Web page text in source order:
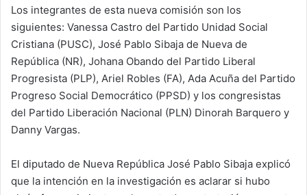
Los integrantes de esta nueva comisión son los
siguientes: Vanessa Castro del Partido Unidad Social
Cristiana (PUSC), José Pablo Sibaja de Nueva de
República (NR), Johana Obando del Partido Liberal
Progresista (PLP), Ariel Robles (FA), Ada Acuña del Partido
Progreso Social Democrático (PPSD) y los congresistas
del Partido Liberación Nacional (PLN) Dinorah Barquero y
Danny Vargas.
El diputado de Nueva República José Pablo Sibaja explicó
que la intención en la investigación es aclarar si hubo